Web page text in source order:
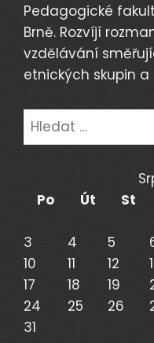
Pedagogické
Brně. Rozvíjí
vzdělávání
etnických skupin
Vyhledávání
Po
Út St
3
4 5
10
11 12
17
18 19
24
25 26
31